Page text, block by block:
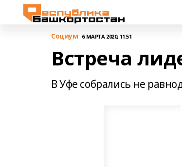
Cоциум 6 МАРТА 2020, 11:51
Встреча
В Уфе собрались не